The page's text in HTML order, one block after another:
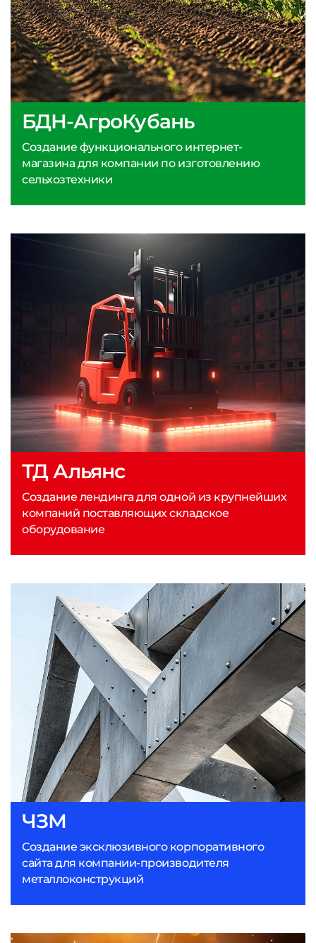
БДН-АгроКубань
Создание функционального интернет-
магазина для компании по изготовлению
сельхозтехники
ЧЗМ
Создание эксклюзивного корпоративного
сайта для компании-производителя
металлоконструкций
ТД Альянс
Создание лендинга для одной из крупнейших
компаний поставляющих складское
оборудование